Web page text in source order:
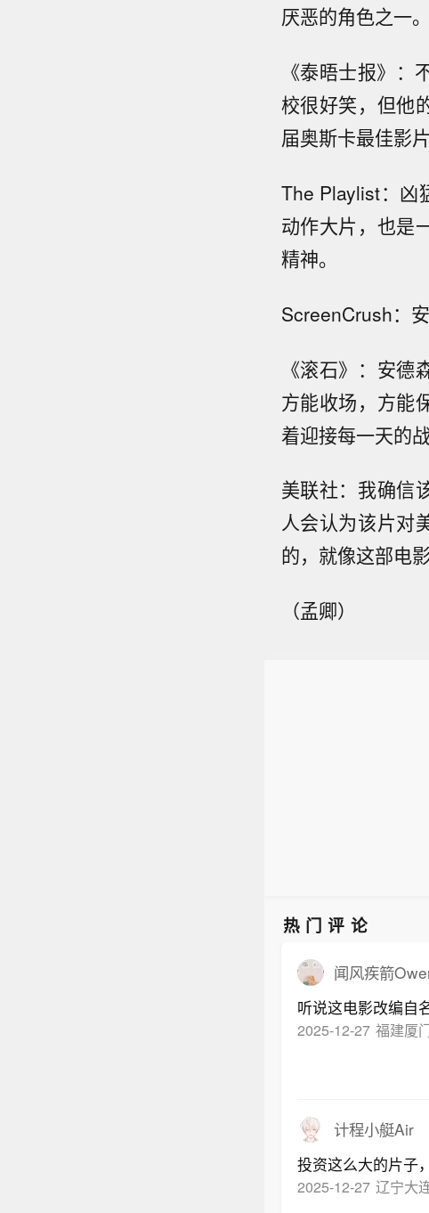
厌恶的角色之一。
《泰晤士报》：
校很好笑，但他
届奥斯卡最佳影
The Playlist：凶
动作大片，也是
精神。
ScreenCrush：
《滚石》：安
方能收场，方能
着迎接每一天的战
美联社：我确信
人会认为该片对
的，就像这部电
（孟卿）
热门评论
闻风疾箭
听说这电影改编自
2025-12-27 福建厦
计程小艇Air
投资这么大的片子
2025-12-27 辽宁大